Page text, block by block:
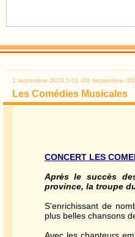
1 septembre 2023 5 01 /09 /septembre /
Les Comédies Musicales
CONCERT LES
Après le succès
province, la troupe
S’enrichissant de
plus belles chansons